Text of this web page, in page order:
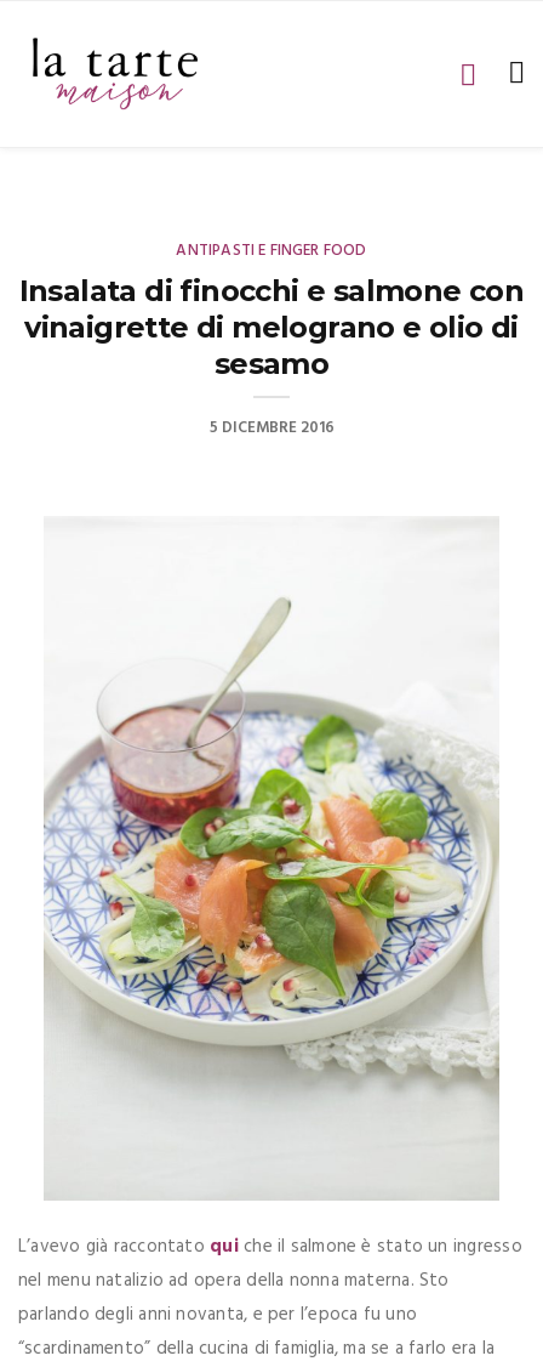
ANTIPASTI E FINGER FOOD
Insalata di finocchi e salmone con
vinaigrette di melograno e olio di
sesamo
5 DICEMBRE 2016
L’avevo già raccontato qui che il salmone è stato un ingresso
nel menu natalizio ad opera della nonna materna. Sto
parlando degli anni novanta, e per l’epoca fu uno
“scardinamento” della cucina di famiglia, ma se a farlo era la